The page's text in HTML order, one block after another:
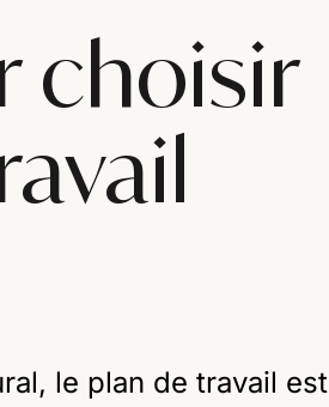
choisir
le plan de travail est